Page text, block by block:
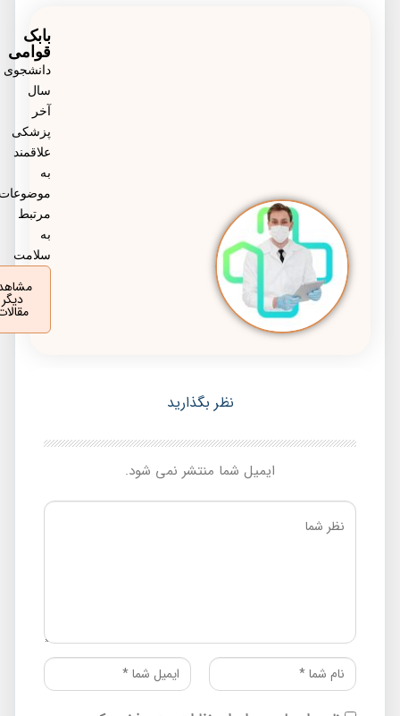
بابک
قوامی
دانشجوی
پزشکی
علاقمند
موضوعات
مرتبط
سلامت
مشاهده
مقالات
نظر بگذارید
ایمیل شما منتشر نمی شود.